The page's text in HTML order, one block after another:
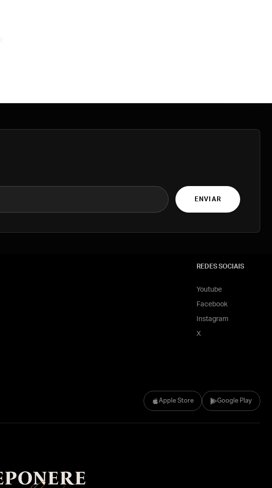
ENVIAR
Apple Store Google Play
REDES SOCIAIS
Youtube
Facebook
Instagram
X